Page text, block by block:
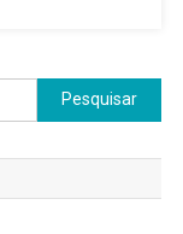
Pesquisar
por: